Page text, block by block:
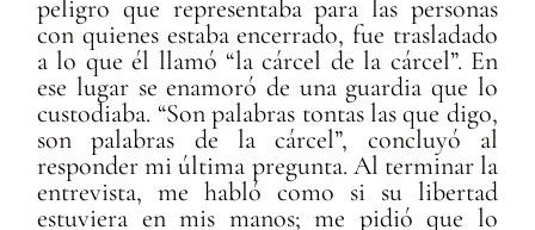
peligro que representaba para las personas
con quienes estaba encerrado, fue trasladado
a lo que él llamó “la cárcel de la cárcel”. En
ese lugar se enamoró de una guardia que lo
custodiaba. “Son palabras tontas las que digo,
son palabras de la cárcel”, concluyó al
responder mi última pregunta. Al terminar la
entrevista, me habló como si su libertad
estuviera en mis manos; me pidió que lo